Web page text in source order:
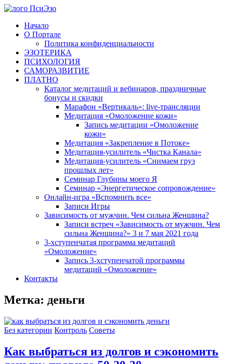
Перейти
содержимому
Начало
О Портале
Политика конфиденциальности
ЭЗОТЕРИКА
ПСИХОЛОГИЯ
САМОРАЗВИТИЕ
ПЛАТНО
Каталог медитаций и вебинаров, праздничные
бонусы и скидки
Марафон «Вертикаль»: live-трансляции
Медитация «Омоложение кожи»
Запись медитации «Омоложение
кожи»
Медитация «Закрепление в Потоке»
Медитация-усилитель «Чистка Канала»
Медитация-усилитель «Снимаем груз
прошлых лет»
Семинар Глубины моего Я
Семинар «Энергетическое сопровождение»
Онлайн-игра «Вспомнить все»
Записи Игры
Зависимость от мужчин. Чем сильна Женщина?
Записи встреч «Зависимость от мужчин. Чем
сильна Женщина?» 3 и 7 мая 2021 года
3-хступенчатая программа медитаций
«Омоложение»
Запись 3-хступенчатой программы
медитаций «Омоложение»
Контакты
Метка: деньги
Без категории Контроль Советы
Как выбраться из долгов и сэкономить